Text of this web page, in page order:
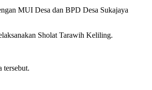
MUI Desa dan BPD Desa Sukajaya
Sholat Tarawih Keliling.
tersebut.